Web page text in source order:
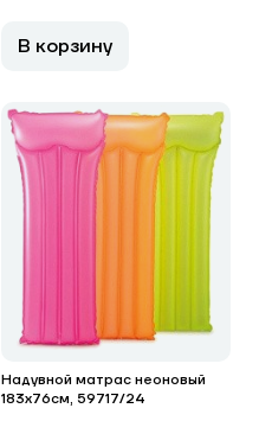
В корзину
Надувной матрас неоновый
183х76см, 59717/24